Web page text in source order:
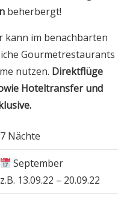
beherbergt!
kann im benachbarten
Gourmetrestaurants
nutzen. Direktflüge
Hoteltransfer und
7 Nächte
September
z.B. 13.09.22 – 20.09.22